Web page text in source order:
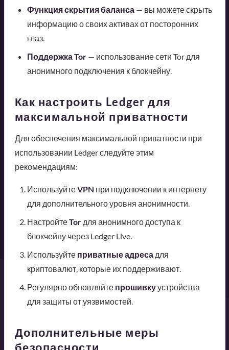
Функция скрытия баланса — вы можете скрыть
информацию о своих активах от посторонних
глаз.
Поддержка Tor— использование сети Tor для
анонимного подключения к блокчейну.
Как настроить Ledger для
максимальной приватности
Для обеспечения максимальной приватности при
использовании Ledger следуйте этим
рекомендациям:
ИспользуйтеVPN при подключении к интернету
для дополнительного уровня анонимности.
НастройтеTorдля анонимного доступа к
блокчейну через Ledger Live.
Используйте приватные адреса для
криптовалют, которые их поддерживают.
Регулярно обновляйте прошивкуустройства
для защиты от уязвимостей.
Дополнительные меры
безопасности